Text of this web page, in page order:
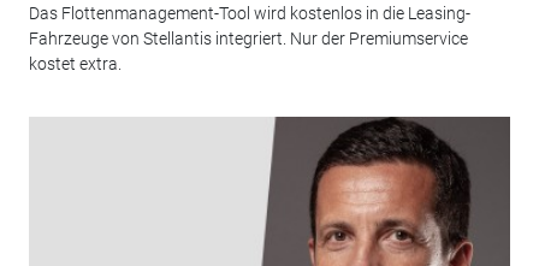
Das Flottenmanagement-Tool wird kostenlos in die Leasing-
Fahrzeuge von Stellantis integriert. Nur der Premiumservice
kostet extra.